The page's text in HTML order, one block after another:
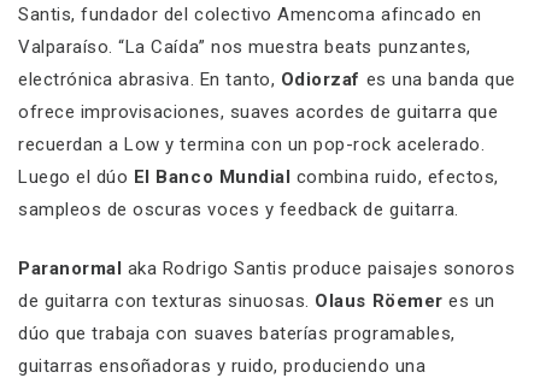
Santis, fundador del colectivo Amencoma afincado en
Valparaíso. “La Caída” nos muestra beats punzantes,
electrónica abrasiva. En tanto, Odiorzaf es una banda que
ofrece improvisaciones, suaves acordes de guitarra que
recuerdan a Low y termina con un pop-rock acelerado.
Luego el dúo El Banco Mundial combina ruido, efectos,
sampleos de oscuras voces y feedback de guitarra.
Paranormal aka Rodrigo Santis produce paisajes sonoros
de guitarra con texturas sinuosas. Olaus Röemer es un
dúo que trabaja con suaves baterías programables,
guitarras ensoñadoras y ruido, produciendo una